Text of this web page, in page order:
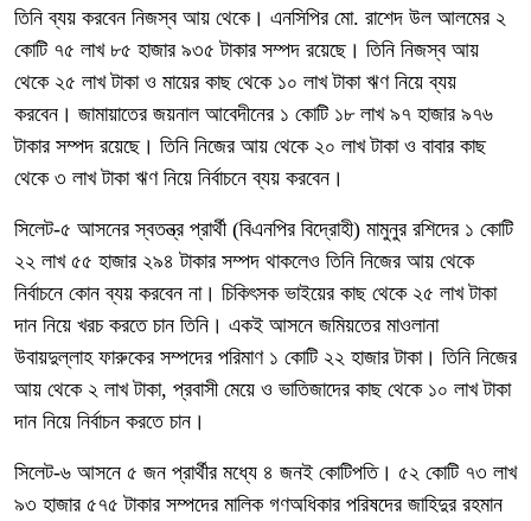
তিনি ব্যয় করবেন নিজস্ব আয় থেকে। এনসিপির মো. রাশেদ উল আলমের ২
কোটি ৭৫ লাখ ৮৫ হাজার ৯৩৫ টাকার সম্পদ রয়েছে। তিনি নিজস্ব আয়
থেকে ২৫ লাখ টাকা ও মায়ের কাছ থেকে ১০ লাখ টাকা ঋণ নিয়ে ব্যয়
করবেন। জামায়াতের জয়নাল আবেদীনের ১ কোটি ১৮ লাখ ৯৭ হাজার ৯৭৬
টাকার সম্পদ রয়েছে। তিনি নিজের আয় থেকে ২০ লাখ টাকা ও বাবার কাছ
থেকে ৩ লাখ টাকা ঋণ নিয়ে নির্বাচনে ব্যয় করবেন।
সিলেট-৫ আসনের স্বতন্ত্র প্রার্থী (বিএনপির বিদ্রোহী) মামুনুর রশিদের ১ কোটি
২২ লাখ ৫৫ হাজার ২৯৪ টাকার সম্পদ থাকলেও তিনি নিজের আয় থেকে
নির্বাচনে কোন ব্যয় করবেন না। চিকিৎসক ভাইয়ের কাছ থেকে ২৫ লাখ টাকা
দান নিয়ে খরচ করতে চান তিনি। একই আসনে জমিয়তের মাওলানা
উবায়দুল্লাহ ফারুকের সম্পদের পরিমাণ ১ কোটি ২২ হাজার টাকা। তিনি নিজের
আয় থেকে ২ লাখ টাকা, প্রবাসী মেয়ে ও ভাতিজাদের কাছ থেকে ১০ লাখ টাকা
দান নিয়ে নির্বাচন করতে চান।
সিলেট-৬ আসনে ৫ জন প্রার্থীর মধ্যে ৪ জনই কোটিপতি। ৫২ কোটি ৭৩ লাখ
৯৩ হাজার ৫৭৫ টাকার সম্পদের মালিক গণঅধিকার পরিষদের জাহিদুর রহমান